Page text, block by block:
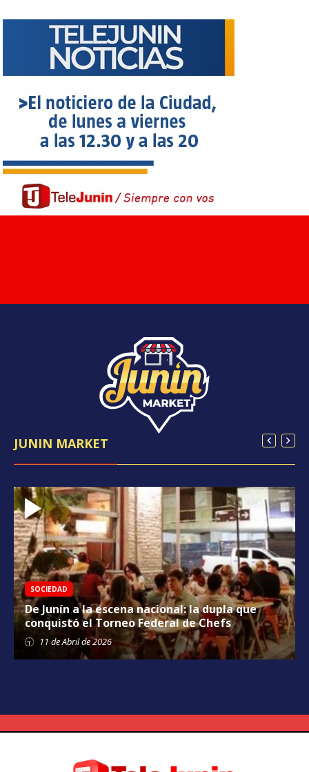
JUNIN MARKET
SOCIEDAD
De Junín a la escena nacional: la dupla que
conquistó el Torneo Federal de Chefs
11 deAbrilde 2026